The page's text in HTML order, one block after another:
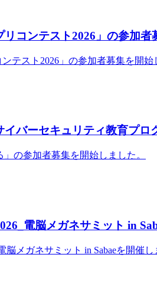
リコンテスト2026」の参加者
テスト2026」の参加者募集を開始
バーセキュリティ教育プ
の参加者募集を開始しました。
電脳メガネサミット in
メガネサミット in Sabaeを開催し